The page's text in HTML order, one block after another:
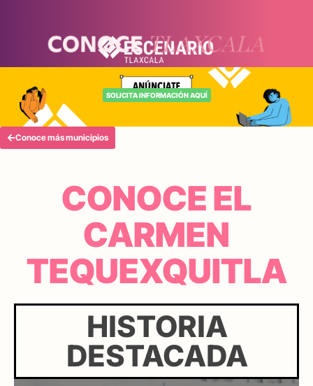
SOLICITA INFORMACIÓN AQUÍ
Conoce más municipios
CONOCE EL
CARMEN
TEQUEXQUITLA
HISTORIA
DESTACADA